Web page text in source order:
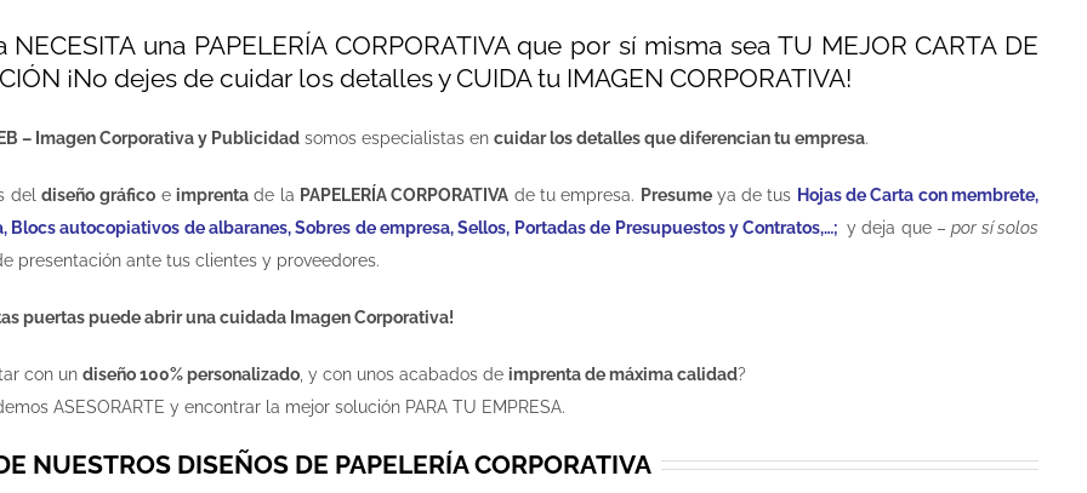
NECESITA una PAPELERÍA CORPORATIVA que por sí misma sea TU MEJOR CARTA DE
¡No dejes de cuidar los detalles y CUIDA tu IMAGEN CORPORATIVA!
– Imagen Corporativa y Publicidad somos especialistas en cuidar los detalles que diferencian tu empresa.
del diseño gráfico e imprentade la PAPELERÍA CORPORATIVA de tu empresa. Presumeya de tus Hojas de Carta con membrete,
, Blocs autocopiativos de albaranes, Sobres de empresa, Sellos, Portadas de Presupuestos y Contratos,…; y deja que –por sí solos
presentación ante tus clientes y proveedores.
puertas puede abrir una cuidada Imagen Corporativa!
con un diseño 100% personalizado , y con unos acabados de imprenta de máxima calidad?
ASESORARTE y encontrar la mejor solución PARA TU EMPRESA.
NUESTROS DISEÑOS DE PAPELERÍA CORPORATIVA